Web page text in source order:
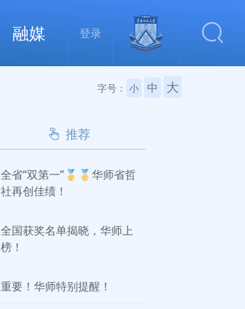
融媒 登录
字号： 小 中 大
推荐
全省“双第一”🥇🥇华师省哲
社再创佳绩！
全国获奖名单揭晓，华师上
榜！
重要！华师特别提醒！